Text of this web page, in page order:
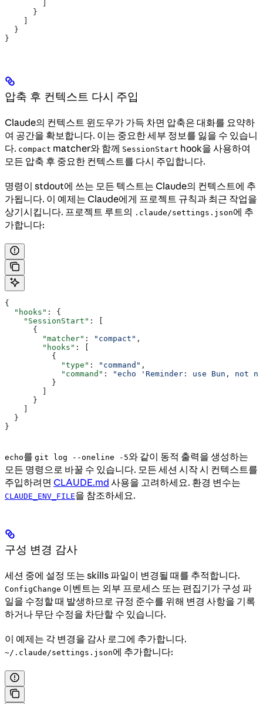
      }
    ]
  }
}
압축 후 컨텍스트 다시 주입
Claude의 컨텍스트 윈도우가 가득 차면 압축은 대화를 요약하
여 공간을 확보합니다. 이는 중요한 세부 정보를 잃을 수 있습니
다. compact matcher와 함께 SessionStart hook을 사용하여
모든 압축 후 중요한 컨텍스트를 다시 주입합니다.
명령이 stdout에 쓰는 모든 텍스트는 Claude의 컨텍스트에 추
가됩니다. 이 예제는 Claude에게 프로젝트 규칙과 최근 작업을
상기시킵니다. 프로젝트 루트의 .claude/settings.json에 추
가합니다:
{
  "hooks"
: {
    "SessionStart"
: [
      {
        "matcher"
: "compact" ,
        "hooks"
: [
          {
            "type"
: "command" ,
            "command"
:
"echo 'Reminder: use Bun, not
          }
      }
  }
}
echo를 git log --oneline -5와 같이 동적 출력을 생성하는
모든 명령으로 바꿀 수 있습니다. 모든 세션 시작 시 컨텍스트를
주입하려면 CLAUDE.md 사용을 고려하세요. 환경 변수는
CLAUDE_ENV_FILE을 참조하세요.
구성 변경 감사
세션 중에 설정 또는 skills 파일이 변경될 때를 추적합니다.
ConfigChange 이벤트는 외부 프로세스 또는 편집기가 구성 파
일을 수정할 때 발생하므로 규정 준수를 위해 변경 사항을 기록
하거나 무단 수정을 차단할 수 있습니다.
이 예제는 각 변경을 감사 로그에 추가합니다.
~/.claude/settings.json에 추가합니다: